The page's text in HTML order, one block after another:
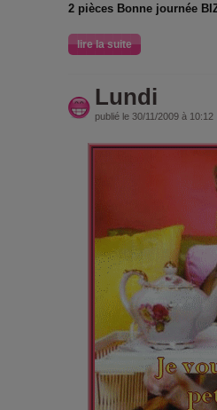
2 pièces Bonne journée
lire la suite
Lundi
publié le 30/11/2009 à 10:12